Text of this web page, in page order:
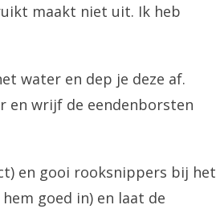
maakt niet uit. Ik heb
water en dep je deze af.
en wrijf de eendenborsten
en gooi rooksnippers bij het
goed in) en laat de